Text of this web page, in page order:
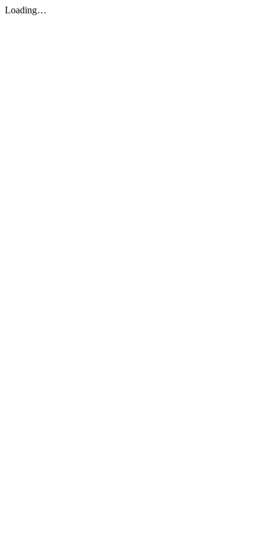
Loading…